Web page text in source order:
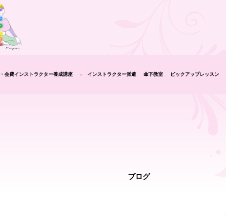
会費インストラクター養成講座 インストラクター派遣 傘下教室 ピックアップレッスン
ブログ